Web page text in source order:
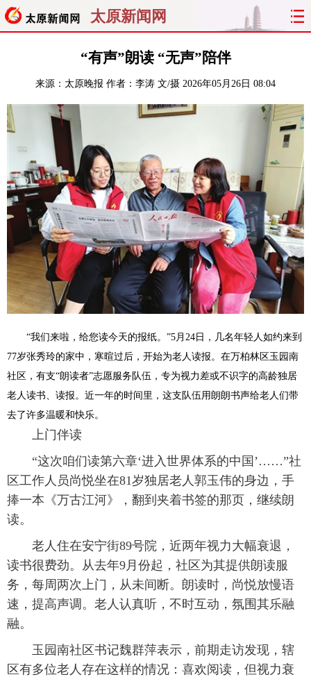
太原新闻网
聚焦 太原
经济 关注 文明 出行
纵横 专题
理财 政务 教育
看天下 晋月读 最太原 网罗民生
太原日报 太原晚报 热评 社区
“有声”朗读 “无声”陪伴
来源： 太原晚报 作者：李涛 文/摄 2026年05月26日 08:04
“我们来啦，给您读今天的报纸。”5月24日，几名年轻人如约来到
77岁张秀玲的家中，寒暄过后，开始为老人读报。在万柏林区玉园南
社区，有支“朗读者”志愿服务队伍，专为视力差或不识字的高龄独居
老人读书、读报。近一年的时间里，这支队伍用朗朗书声给老人们带
去了许多温暖和快乐。
上门伴读
“这次咱们读第六章‘进入世界体系的中国’……”社
区工作人员尚悦坐在81岁独居老人郭玉伟的身边，手
捧一本《万古江河》，翻到夹着书签的那页，继续朗
读。
老人住在安宁街89号院，近两年视力大幅衰退，
读书很费劲。从去年9月份起，社区为其提供朗读服
务，每周两次上门，从未间断。朗读时，尚悦放慢语
速，提高声调。老人认真听，不时互动，氛围其乐融
融。
玉园南社区书记魏群萍表示，前期走访发现，辖
区有多位老人存在这样的情况：喜欢阅读，但视力衰